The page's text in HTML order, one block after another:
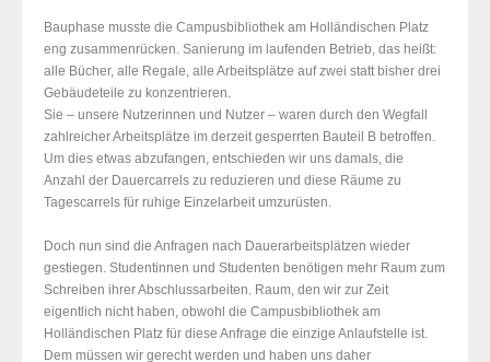
Bauphase musste die Campusbibliothek am Holländischen Platz
eng zusammenrücken. Sanierung im laufenden Betrieb, das heißt:
alle Bücher, alle Regale, alle Arbeitsplätze auf zwei statt bisher drei
Gebäudeteile zu konzentrieren.
Sie – unsere Nutzerinnen und Nutzer – waren durch den Wegfall
zahlreicher Arbeitsplätze im derzeit gesperrten Bauteil B betroffen.
Um dies etwas abzufangen, entschieden wir uns damals, die
Anzahl der Dauercarrels zu reduzieren und diese Räume zu
Tagescarrels für ruhige Einzelarbeit umzurüsten.
Doch nun sind die Anfragen nach Dauerarbeitsplätzen wieder
gestiegen. Studentinnen und Studenten benötigen mehr Raum zum
Schreiben ihrer Abschlussarbeiten. Raum, den wir zur Zeit
eigentlich nicht haben, obwohl die Campusbibliothek am
Holländischen Platz für diese Anfrage die einzige Anlaufstelle ist.
Dem müssen wir gerecht werden und haben uns daher